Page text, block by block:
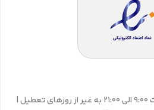
پاسخگویی همه روزه از ساعت 9:00 الی 21:00 به غیر از روزهای تعطیل |